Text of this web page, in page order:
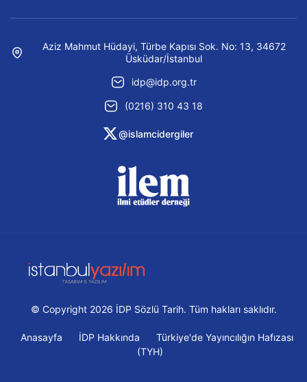
Aziz Mahmut Hüdayi, Türbe Kapısı Sok. No: 13, 34672
Üsküdar/İstanbul
idp@idp.org.tr
(0216) 310 43 18
@islamcidergiler
© Copyright 2026 İDP Sözlü Tarih. Tüm hakları saklıdır.
Anasayfa İDP Hakkında
Türkiye'de Yayıncılığın Hafızası
(TYH)